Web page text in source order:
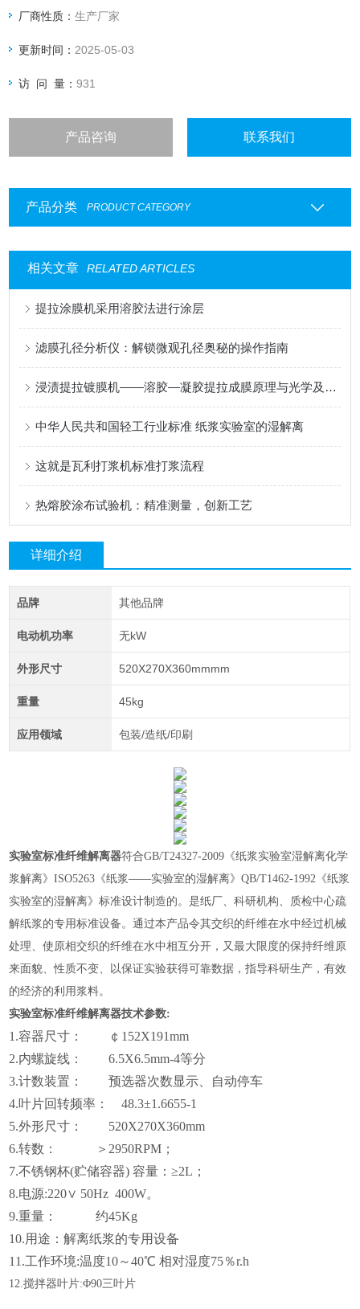
厂商性质：生产厂家
更新时间： 2025-05-03
访 问 量：931
产品咨询 联系我们
产品分类 PRODUCT CATEGORY
相关文章 RELATED ARTICLES
提拉涂膜机采用溶胶法进行涂层
滤膜孔径分析仪：解锁微观孔径奥秘的操作指南
浸渍提拉镀膜机——溶胶—凝胶提拉成膜原理与光学及功能涂层应用
中华人民共和国轻工行业标准 纸浆实验室的湿解离
这就是瓦利打浆机标准打浆流程
热熔胶涂布试验机：精准测量，创新工艺
详细介绍
品牌 其他品牌
电动机功率 无kW
外形尺寸 520X270X360mmmm
重量 45kg
应用领域 包装/造纸/印刷
实验室标准纤维解离器符合GB/T24327-2009《纸浆实验室湿解离化学
浆解离》ISO5263《纸浆——实验室的湿解离》QB/T1462-1992《纸浆
实验室的湿解离》标准设计制造的。是纸厂、科研机构、质检中心疏
解纸浆的专用标准设备。通过本产品令其交织的纤维在水中经过机械
处理、使原相交织的纤维在水中相互分开，又最大限度的保持纤维原
来面貌、性质不变、以保证实验获得可靠数据，指导科研生产，有效
的经济的利用浆料。
实验室标准纤维解离器技术参数:
1.容器尺寸： ￠152X191mm
2.内螺旋线： 6.5X6.5mm-4等分
3.计数装置： 预选器次数显示、自动停车
4.叶片回转频率： 48.3±1.6655-1
5.外形尺寸： 520X270X360mm
6.转数：
＞2950RPM；
7.不锈钢杯(贮储容器) 容量：≥2L；
8.电源:220∨ 50Hz 400W。
9.重量： 约45Kg
10.用途：解离纸浆的专用设备
11.工作环境:温度10～40℃ 相对湿度75％r.h
12.搅拌器叶片:Φ90三叶片